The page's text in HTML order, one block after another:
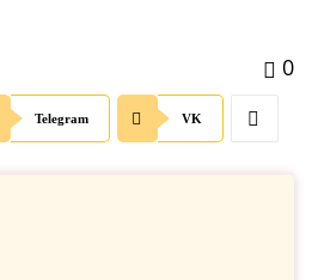
0
Telegram VK